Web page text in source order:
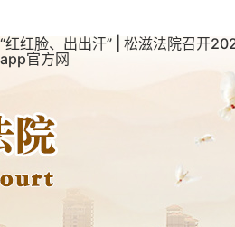
“红红脸、出出汗” | 松滋法院召开
app官方网